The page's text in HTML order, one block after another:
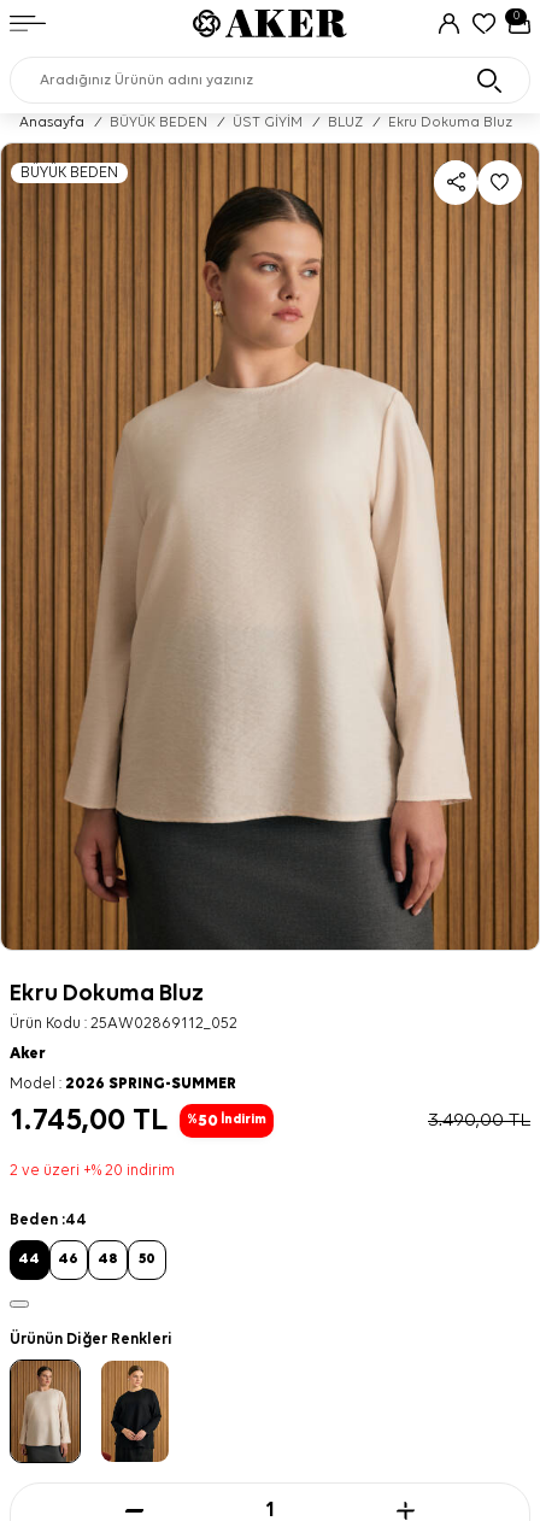
0
Anasayfa / BÜYÜK BEDEN / ÜST GİYİM / BLUZ / Ekru Dokuma Bluz
BÜYÜK BEDEN
Ekru Dokuma Bluz
Ürün Kodu : 25AW02869112_052
Aker
Model : 2026 SPRING-SUMMER
1.745,00 TL %50 İndirim 3.490,00TL
2 ve üzeri +% 20 indirim
Beden :44
44 46 48 50
Ürünün Diğer Renkleri